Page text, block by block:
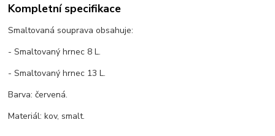
Kompletní specifikace
Smaltovaná souprava obsahuje:
- Smaltovaný hrnec 8 L.
- Smaltovaný hrnec 13 L.
Barva: červená.
Materiál: kov, smalt.